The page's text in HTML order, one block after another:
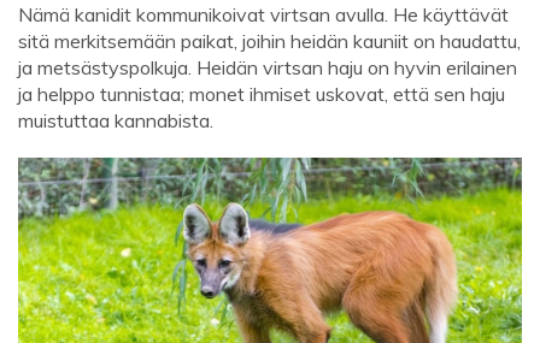
Nämä kanidit kommunikoivat virtsan avulla. He käyttävät
sitä merkitsemään paikat, joihin heidän kauniit on haudattu,
ja metsästyspolkuja. Heidän virtsan haju on hyvin erilainen
ja helppo tunnistaa; monet ihmiset uskovat, että sen haju
muistuttaa kannabista.